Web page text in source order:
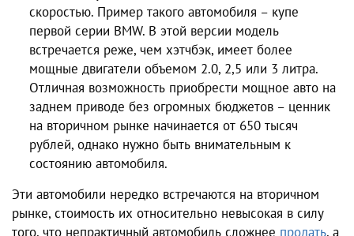
скоростью. Пример такого автомобиля – купе
первой серии BMW. В этой версии модель
встречается реже, чем хэтчбэк, имеет более
мощные двигатели объемом 2.0, 2,5 или 3 литра.
Отличная возможность приобрести мощное авто на
заднем приводе без огромных бюджетов – ценник
на вторичном рынке начинается от 650 тысяч
рублей, однако нужно быть внимательным к
состоянию автомобиля.
Эти автомобили нередко встречаются на вторичном
рынке, стоимость их относительно невысокая в силу
того, что непрактичный автомобиль сложнее продать, а